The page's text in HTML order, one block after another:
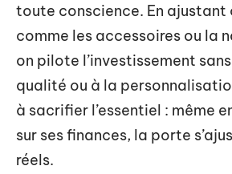
toute conscience. En
comme les accessoires ou la
on pilote l’investissement
qualité ou à la
à sacrifier l’essentiel : même
sur ses finances, la porte
réels.